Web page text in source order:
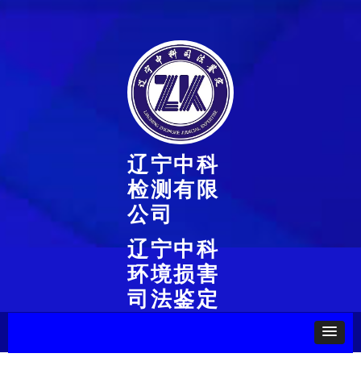
辽宁中科
检测有限
公司
辽宁中科
环境损害
司法鉴定